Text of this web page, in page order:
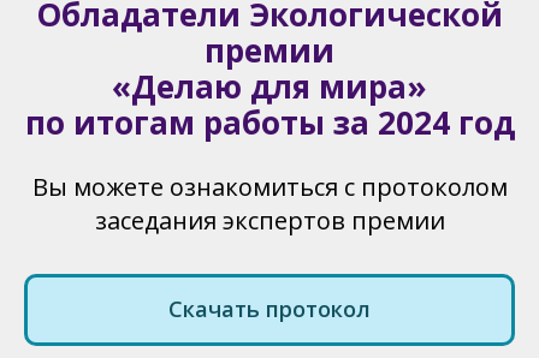
Обладатели Экологической
премии
«Делаю для мира»
по итогам работы за 2024 год
Вы можете ознакомиться с протоколом
заседания экспертов премии
Скачать протокол